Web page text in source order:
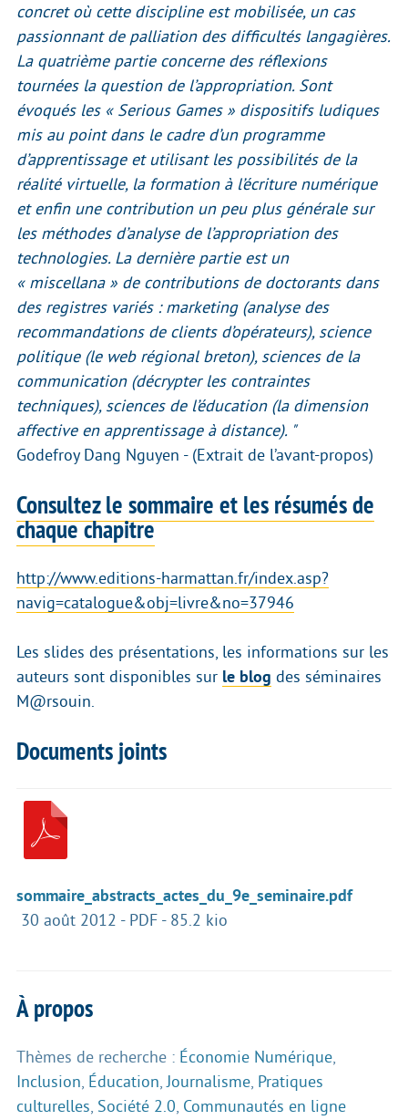
concret où cette discipline est mobilisée, un cas
passionnant de palliation des difficultés langagières.
La quatrième partie concerne des réflexions
tournées la question de l’appropriation. Sont
évoqués les « Serious Games » dispositifs ludiques
mis au point dans le cadre d’un programme
d’apprentissage et utilisant les possibilités de la
réalité virtuelle, la formation à l’écriture numérique
et enfin une contribution un peu plus générale sur
les méthodes d’analyse de l’appropriation des
technologies. La dernière partie est un
« miscellana » de contributions de doctorants dans
des registres variés : marketing (analyse des
recommandations de clients d’opérateurs), science
politique (le web régional breton), sciences de la
communication (décrypter les contraintes
techniques), sciences de l’éducation (la dimension
affective en apprentissage à distance). "
Godefroy Dang Nguyen - (Extrait de l’avant-propos)
Consultez le sommaire et les résumés de
chaque chapitre
http://www.editions-harmattan.fr/index.asp?
navig=catalogue&obj=livre&no=37946
Les slides des présentations, les informations sur les
auteurs sont disponibles sur le blog des séminaires
M@rsouin.
Documents joints
sommaire_abstracts_actes_du_9e_seminaire.pdf
30 août 2012 - PDF - 85.2 kio
À propos
Thèmes de recherche : Économie Numérique
Inclusion Éducation Journalisme Pratiques
culturelles Société 2.0 Communautés en ligne